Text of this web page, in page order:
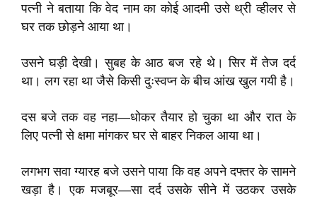
पत्नी ने बताया कि वेद नाम का कोई आदमी उसे थ्री व्हीलर से
घर तक छोड़ने आया था।
उसने घड़ी देखी। सुबह के आठ बज रहे थे। सिर में तेज दर्द
था। लग रहा था जैसे किसी दुःस्वप्न के बीच आंख खुल गयी है।
दस बजे तक वह नहा—धोकर तैयार हो चुका था और रात के
लिए पत्नी से क्षमा मांगकर घर से बाहर निकल आया था।
लगभग सवा ग्यारह बजे उसने पाया कि वह अपने दफ्तर के सामने
खड़ा है। एक मजबूर—सा दर्द उसके सीने में उठकर उसके